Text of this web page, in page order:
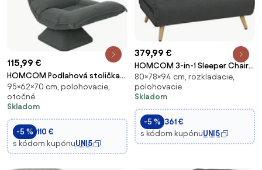
115,99 €
HOMCOM Podlahová stolička
360° Otáčacia podlahová
sedačka s 5-stupňovým
nastaviteľným operadlom,
skladacia podlahová pohovka,
meditačná stolička s pol
95×62×70 cm, polohovacie,
otočné
Skladom
-5 % 110 €
s kódom kupónuUNI5
379,99 €
HOMCOM 3-in-1 Sleeper Chair
with Fold-Out Bed, Converts
to 190 x 63 cm Single Bed,
Adjustable Recline, Metal Legs,
Lumbar Pillow, Linen-Look Grey |
Ao
80×78×94 cm, rozkladacie,
polohovacie
Skladom
-5 % 361 €
s kódom kupónuUNI5